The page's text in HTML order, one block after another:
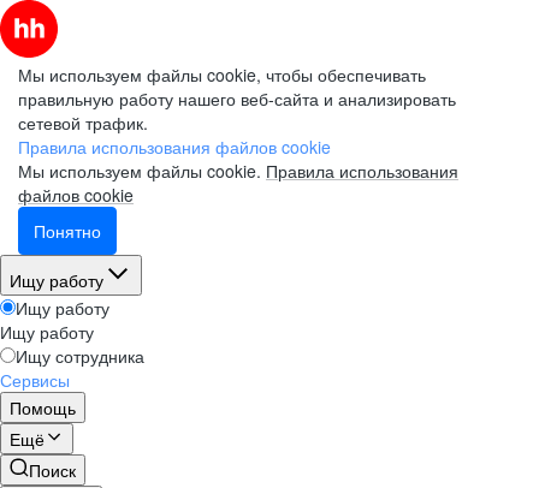
Мы используем файлы cookie, чтобы обеспечивать
правильную работу нашего веб-сайта и анализировать
сетевой трафик.
Правила использования файлов cookie
Мы используем файлы cookie. Правила использования
файлов cookie
Понятно
Ищу работу
Ищу работу
Ищу работу
Ищу сотрудника
Сервисы
Помощь
Ещё
Поиск